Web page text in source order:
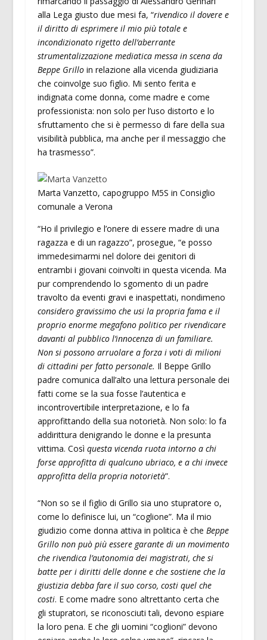
alla Lega giusto due mesi fa, “rivendico il dovere e
il diritto di esprimere il mio più totale e
incondizionato rigetto dell’aberrante
strumentalizzazione mediatica messa in scena da
Beppe Grilloin relazione alla vicenda giudiziaria
che coinvolge suo figlio. Mi sento ferita e
indignata come donna, come madre e come
professionista: non solo per l’uso distorto e lo
sfruttamento che si è permesso di fare della sua
visibilità pubblica, ma anche per il messaggio che
ha trasmesso”.
Marta Vanzetto, capogruppo M5S in Consiglio
comunale a Verona
“Ho il privilegio e l’onere di essere madre di una
ragazza e di un ragazzo”, prosegue, “e posso
immedesimarmi nel dolore dei genitori di
entrambi i giovani coinvolti in questa vicenda. Ma
pur comprendendo lo sgomento di un padre
travolto da eventi gravi e inaspettati, nondimeno
considero gravissimo che usi la propria fama e il
proprio enorme megafono politico per rivendicare
davanti al pubblico l’innocenza di un familiare.
Non si possono arruolare a forza i voti di milioni
di cittadini per fatto personale. Il Beppe Grillo
padre comunica dall’alto una lettura personale dei
fatti come se la sua fosse l’autentica e
incontrovertibile interpretazione, e lo fa
approfittando della sua notorietà. Non solo: lo fa
addirittura denigrando le donne e la presunta
vittima. Così questa vicenda ruota intorno a chi
forse approfitta di qualcuno ubriaco, e a chi invece
approfitta della propria notorietà”.
“Non so se il figlio di Grillo sia uno stupratore o,
come lo definisce lui, un “coglione”. Ma il mio
giudizio come donna attiva in politica è che Beppe
Grillo non può più essere garante di un movimento
che rivendica l’autonomia dei magistrati, che si
batte per i diritti delle donne e che sostiene che la
giustizia debba fare il suo corso, costi quel che
costi. E come madre sono altrettanto certa che
gli stupratori, se riconosciuti tali, devono espiare
la loro pena. E che gli uomini “coglioni” devono